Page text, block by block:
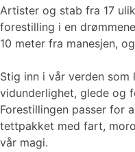
Artister og stab fra 17
forestilling i en
10 meter fra manesjen,
Stig inn i vår verden
vidunderlighet, glede og
Forestillingen passer for
tettpakket med fart,
vår magi.